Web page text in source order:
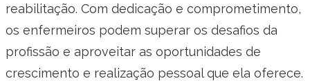
reabilitação. Com dedicação e comprometimento,
os enfermeiros podem superar os desafios da
profissão e aproveitar as oportunidades de
crescimento e realização pessoal que ela oferece.